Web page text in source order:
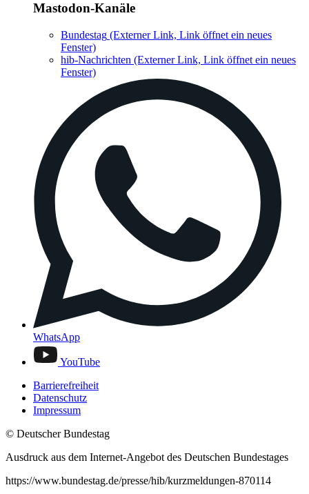
Mastodon-Kanäle
Bundestag (Externer Link, Link öffnet ein neues
Fenster)
hib-Nachrichten (Externer Link, Link öffnet ein neues
Fenster)
WhatsApp
YouTube
Barrierefreiheit
Datenschutz
Impressum
© Deutscher Bundestag
Ausdruck aus dem Internet-Angebot des Deutschen Bundestages
https://www.bundestag.de/presse/hib/kurzmeldungen-870114